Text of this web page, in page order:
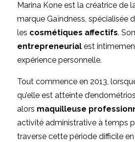
Marina Kone est la créatrice de
marque Gaïndness, spécialisée
les cosmétiques affectifs. Son
entrepreneurial est
expérience personnelle.
Tout commence en 2013,
qu’elle est atteinte
alors maquilleuse
activité administrative à temps
traverse cette période difficile